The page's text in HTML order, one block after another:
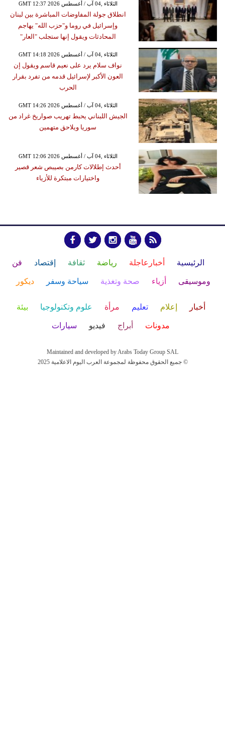
GMT 12:37 2026 الثلاثاء ,04 آب / أغسطس
انطلاق جولة المفاوضات المباشرة بين لبنان
وإسرائيل في روما و"حزب الله" يهاجم
المحادثات ويقول إنها ستجلب "العار"
GMT 14:18 2026 الثلاثاء ,04 آب / أغسطس
نواف سلام يرد على نعيم قاسم ويقول إن
العون الأكبر لإسرائيل قدمه من تفرد بقرار
الحرب
GMT 14:26 2026 الثلاثاء ,04 آب / أغسطس
الجيش اللبناني يحبط تهريب صواريخ غراد من
سوريا ويلاحق متهمين
GMT 12:06 2026 الثلاثاء ,04 آب / أغسطس
أحدث إطلالات كارمن بصيبص شعر قصير
واختيارات مبتكرة للأزياء
الرئيسية أخبارعاجلة رياضة ثقافة إقتصاد فن
وموسيقى أزياء صحة وتغذية سياحة وسفر ديكور
أخبار إعلام تعليم مرأة علوم وتكنولوجيا بيئة
مدونات أبراج فيديو سيارات
Maintained and developed by Arabs Today Group SAL
جميع الحقوق محفوظة لمجموعة العرب اليوم الاعلامية 2025 ©